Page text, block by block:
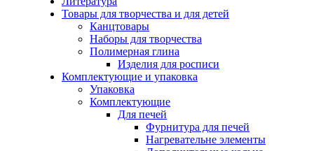
Товары для творчества и для детей
Канцтовары
Наборы для творчества
Полимерная глина
Изделия для росписи
Комплектующие и упаковка
Упаковка
Комплектующие
Для печей
Фурнитура для печей
Нагревательне элементы